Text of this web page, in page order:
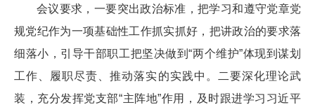
会议要求，一要突出政治标准，把学习和遵守党章党
规党纪作为一项基础性工作抓实抓好，把讲政治的要求落
细落小，引导干部职工把坚决做到“两个维护”体现到谋划
工作、履职尽责、推动落实的实践中。二要深化理论武
装，充分发挥党支部“主阵地”作用，及时跟进学习习近平